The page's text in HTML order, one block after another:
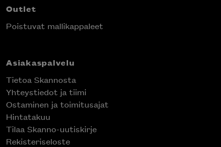
Outlet
Poistuvat mallikappaleet
Asiakaspalvelu
Tietoa Skannosta
Yhteystiedot ja tiimi
Ostaminen ja toimitusajat
Hintatakuu
Tilaa Skanno-uutiskirje
Rekisteriseloste